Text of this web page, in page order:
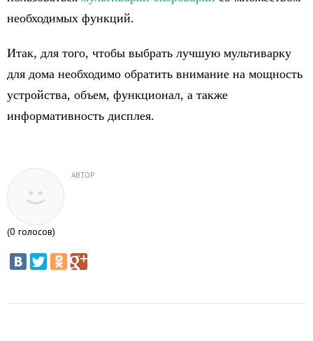
необходимых функций.
Итак, для того, чтобы выбрать лучшую мультиварку
для дома необходимо обратить внимание на мощность
устройства, объем, функционал, а также
информативность дисплея.
АВТОР
(0 голосов)